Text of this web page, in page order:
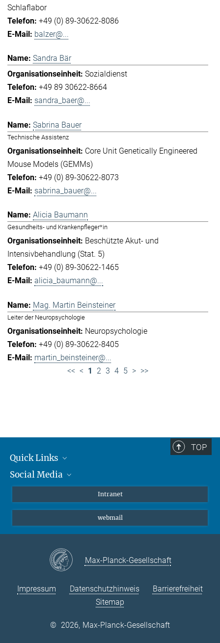
Schlaflabor
+49 (0) 89-30622-8086
balzer@...
Sandra Bär
Sozialdienst
+49 89 30622-8664
sandra_baer@...
Sabrina Bauer
Technische Assistenz
Core Unit Genetically Engineered
Mouse Models (GEMMs)
+49 (0) 89-30622-8073
sabrina_bauer@...
Alicia Baumann
Gesundheits- und Krankenpfleger*in
Beschützte Akut- und
Intensivbehandlung (Stat. 5)
+49 (0) 89-30622-1465
alicia_baumann@...
Mag. Martin Beinsteiner
Leiter der Neuropsychologie
Neuropsychologie
+49 (0) 89-30622-8405
martin_beinsteiner@...
<< < 1 2 3 4 5 > >>
TOP
Quick Links
Student*innen/Wissenschaftler*innen
Social Media
Bluesky
YouTube
Intranet
webmail
Max-Planck-Gesellschaft
Impressum Datenschutzhinweis
Barrierefreiheit
Sitemap
© 2026, Max-Planck-Gesellschaft